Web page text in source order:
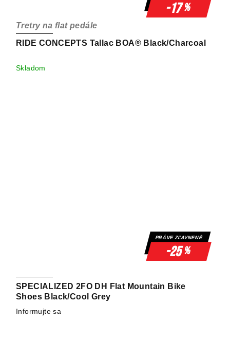
-17%
RIDE CONCEPTS Tallac BOA® Black/Charcoal
Tretry na flat pedále
Skladom
PRÁVE ZĽAVNENÉ
-25%
SPECIALIZED 2FO DH Flat Mountain Bike
Shoes Black/Cool Grey
Informujte sa